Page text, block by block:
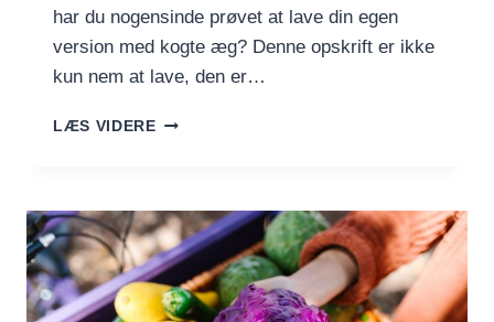
har du nogensinde prøvet at lave din egen
version med kogte æg? Denne opskrift er ikke
kun nem at lave, den er…
LÆS VIDEREDEN
KOGTE
ÆG